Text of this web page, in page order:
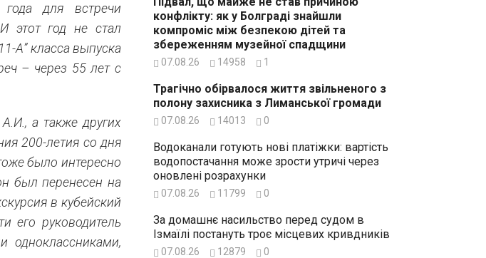
для встречи
этот год не стал
А” класса выпуска
– через 55 лет с
а также других
200-летия со дня
было интересно
был перенесен на
в кубейский
его руководитель
конфлікту: як у Болграді знайшли
компроміс між безпекою дітей та
збереженням музейної спадщини
07.08.26 14958 1
Трагічно обірвалося життя звільненого з
полону захисника з Лиманської громади
07.08.26 14013 0
Водоканали готують нові платіжки: вартість
водопостачання може зрости утричі через
оновлені розрахунки
07.08.26 11799 0
За домашнє насильство перед судом в
Ізмаїлі постануть троє місцевих кривдників
07.08.26 12879 0